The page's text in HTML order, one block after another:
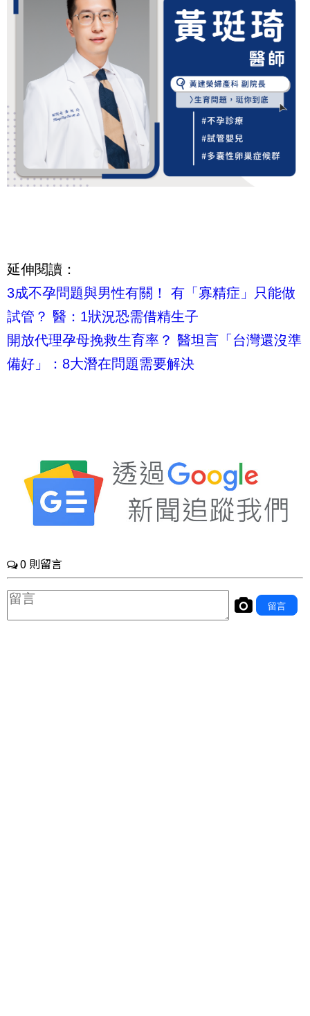
延伸閱讀：
3成不孕問題與男性有關！ 有「寡精症」只能做
試管？ 醫：1狀況恐需借精生子
開放代理孕母挽救生育率？ 醫坦言「台灣還沒準
備好」：8大潛在問題需要解決